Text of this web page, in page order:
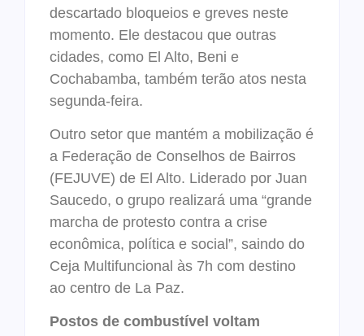
descartado bloqueios e greves neste
momento. Ele destacou que outras
cidades, como El Alto, Beni e
Cochabamba, também terão atos nesta
segunda-feira.
Outro setor que mantém a mobilização é
a Federação de Conselhos de Bairros
(FEJUVE) de El Alto. Liderado por Juan
Saucedo, o grupo realizará uma “grande
marcha de protesto contra a crise
econômica, política e social”, saindo do
Ceja Multifuncional às 7h com destino
ao centro de La Paz.
Postos de combustível voltam